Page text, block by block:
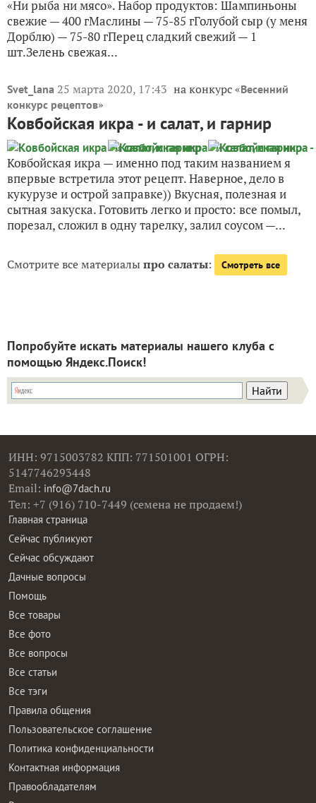
«Ни рыба ни мясо». Набор продуктов: Шампиньоны
свежие — 400 гМаслины — 75-85 гГолубой сыр (у меня
Дорблю) — 75-80 гПерец сладкий свежий — 1
шт.Зелень свежая...
Svet_lana 25 марта 2020, 17:43 на конкурс «Весенний
конкурс рецептов»
Ковбойская икра - и салат, и гарнир
Ковбойская икра — именно под таким названием я
впервые встретила этот рецепт. Наверное, дело в
кукурузе и острой заправке)) Вкусная, полезная и
сытная закуска. Готовить легко и просто: все помыл,
порезал, сложил в одну тарелку, залил соусом —...
Смотрите все материалыпро салаты: Смотреть все
Попробуйте искать материалы нашего клуба с
помощью Яндекс.Поиск!
ИНН: 9715003782 КПП: 771501001 ОГРН:
5147746293448
Email: info@7dach.ru
Тел: +7 (916) 710-7449 (семена не продаем!)
Главная страница
Сейчас публикуют
Сейчас обсуждают
Дачные вопросы
Помощь
Все товары
Все фото
Все вопросы
Все статьи
Все тэги
Правила общения
Пользовательское соглашение
Политика конфиденциальности
Контактная информация
Правообладателям